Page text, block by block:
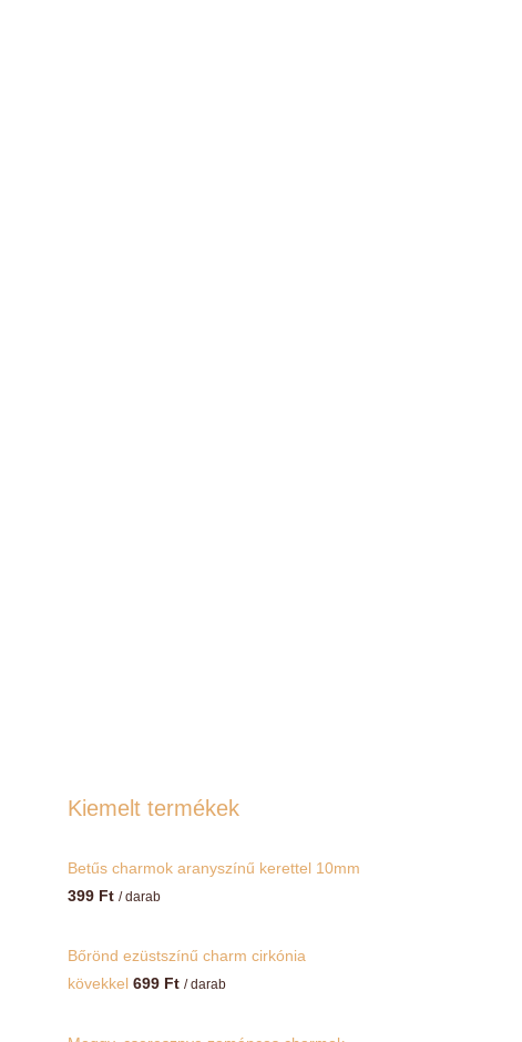
Kiemelt termékek
Betűs charmok aranyszínű kerettel 10mm
399 Ft / darab
Bőrönd ezüstszínű charm cirkónia
kövekkel 699 Ft / darab